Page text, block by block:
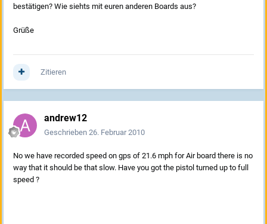
bestätigen? Wie siehts mit euren anderen Boards aus?
Grüße
Zitieren
andrew12
Geschrieben 26. Februar 2010
No we have recorded speed on gps of 21.6 mph for Air board there is no
way that it should be that slow. Have you got the pistol turned up to full
speed ?